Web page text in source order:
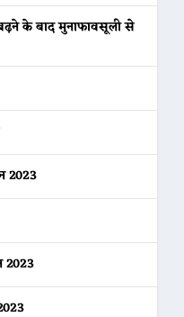
के बाद मुनाफावसूली से
2023
2023